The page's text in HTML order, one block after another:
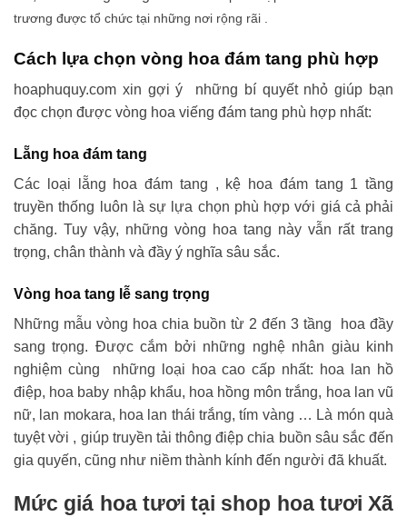
trương được tổ chức tại những nơi rộng rãi .
Cách lựa chọn vòng hoa đám tang phù hợp
hoaphuquy.com xin gợi ý những bí quyết nhỏ giúp bạn
đọc chọn được vòng hoa viếng đám tang phù hợp nhất:
Lẵng hoa đám tang
Các loại lẵng hoa đám tang , kệ hoa đám tang 1 tầng
truyền thống luôn là sự lựa chọn phù hợp với giá cả phải
chăng. Tuy vậy, những vòng hoa tang này vẫn rất trang
trọng, chân thành và đầy ý nghĩa sâu sắc.
Vòng hoa tang lễ sang trọng
Những mẫu vòng hoa chia buồn từ 2 đến 3 tầng hoa đầy
sang trọng. Được cắm bởi những nghệ nhân giàu kinh
nghiệm cùng những loại hoa cao cấp nhất: hoa lan hồ
điệp, hoa baby nhập khẩu, hoa hồng môn trắng, hoa lan vũ
nữ, lan mokara, hoa lan thái trắng, tím vàng … Là món quà
tuyệt vời , giúp truyền tải thông điệp chia buồn sâu sắc đến
gia quyến, cũng như niềm thành kính đến người đã khuất.
Mức giá hoa tươi tại shop hoa tươi Xã